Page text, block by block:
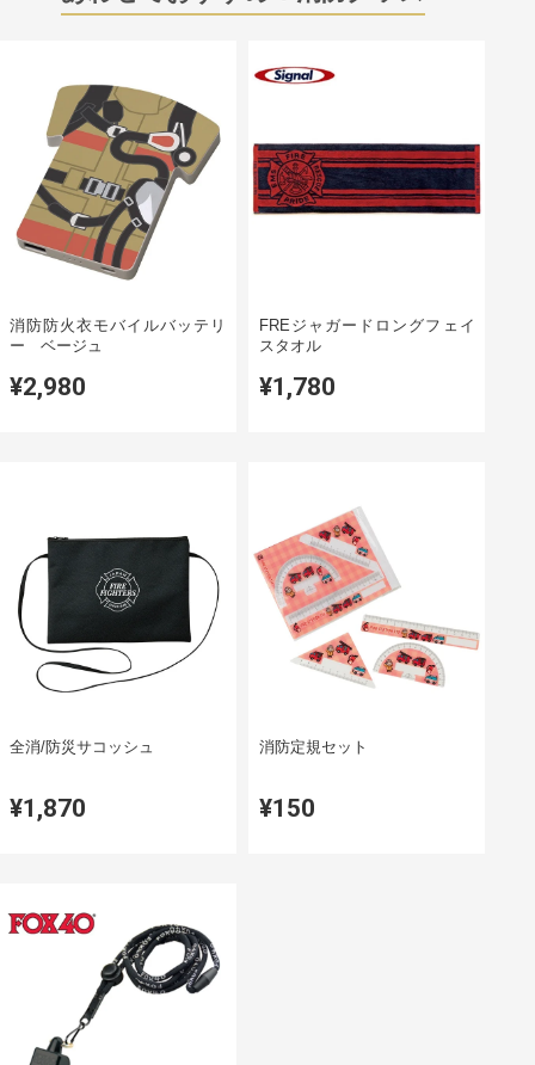
消防防火衣モバイルバッテリ
ー ベージュ
¥2,980
FREジャガードロングフェイ
スタオル
¥1,780
全消/防災サコッシュ
¥1,870
消防定規セット
¥150